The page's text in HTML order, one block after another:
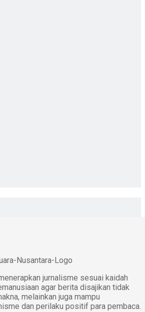
jurnalisme sesuai kaidah
agar berita disajikan tidak
melainkan juga mampu
dan perilaku positif para pembaca.